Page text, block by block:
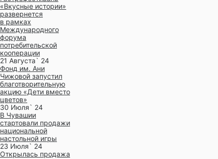
«Вкусные истории»
развернется
в рамках
Международного
форума
потребительской
кооперации
21 Августа` 24
Фонд им. Ани
Чижовой запустил
благотворительную
акцию «Дети вместо
цветов»
30 Июля` 24
В Чувашии
стартовали продажи
национальной
настольной игры
23 Июля` 24
Открылась продажа